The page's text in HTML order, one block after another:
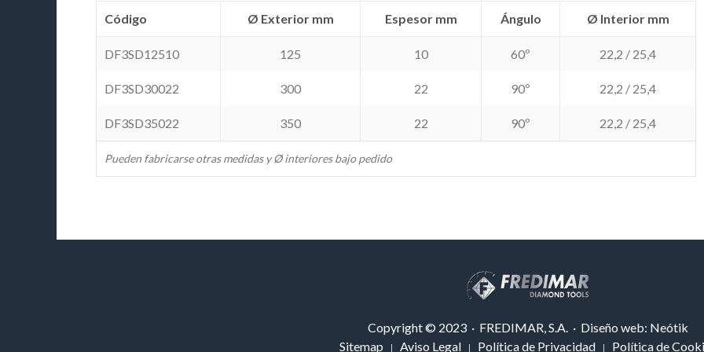
Código Ø Exterior mm Espesor mm Ángulo Ø Interior mm
Pueden fabricarse otras medidas y Ø interiores bajo pedido
DF3SD12510 125 10 60º 22,2 / 25,4
DF3SD30022 300 22 90º 22,2 / 25,4
DF3SD35022 350 22 90º 22,2 / 25,4
Copyright © 2023 · FREDIMAR, S.A. · Diseño web: Neótik
Sitemap
Aviso Legal Política de Privacidad Política de